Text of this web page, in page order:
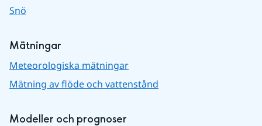
Snö
Mätningar
Meteorologiska mätningar
Mätning av flöde och vattenstånd
Modeller och prognoser